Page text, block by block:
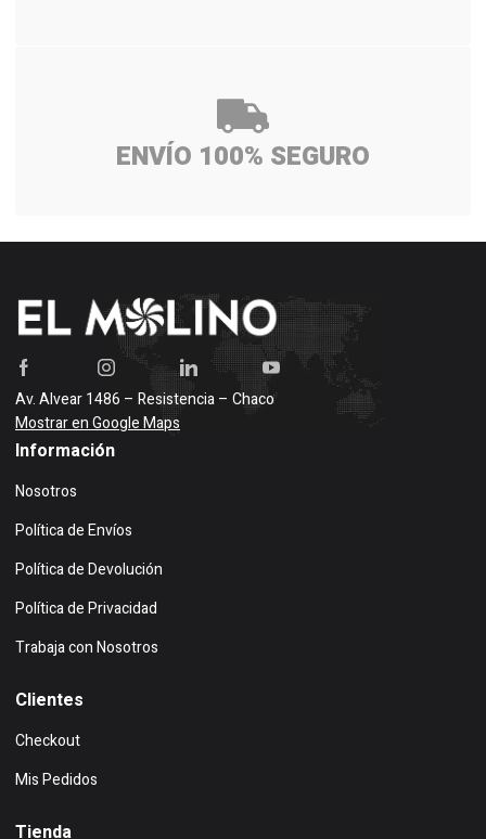
ENVÍO 100% SEGURO
Av. Alvear 1486 – Resistencia – Chaco
Mostrar en Google Maps
Información
Nosotros
Política de Envíos
Política de Devolución
Política de Privacidad
Trabaja con Nosotros
Clientes
Checkout
Mis Pedidos
Tienda